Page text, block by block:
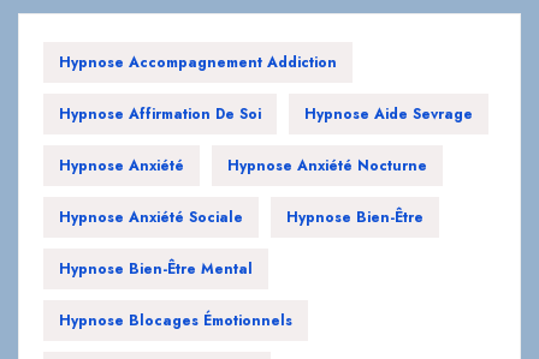
Hypnose Accompagnement Addiction
Hypnose Affirmation De Soi Hypnose Aide Sevrage
Hypnose Anxiété Hypnose Anxiété Nocturne
Hypnose Anxiété Sociale Hypnose Bien-Être
Hypnose Bien-Être Mental
Hypnose Blocages Émotionnels